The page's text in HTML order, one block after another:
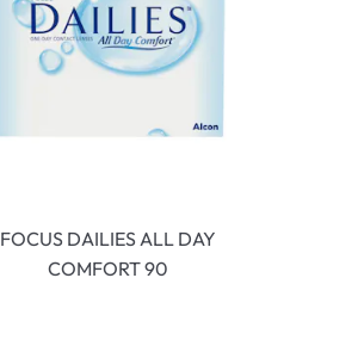
FOCUS DAILIES ALL DAY
COMFORT 90